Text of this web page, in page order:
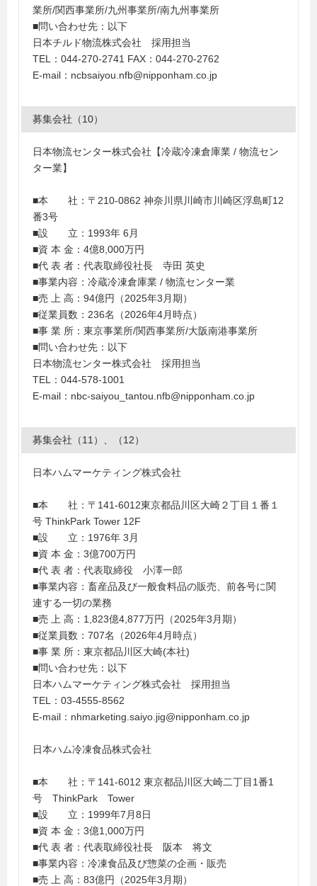
業所/関西事業所/九州事業所/南九州事業所
■問い合わせ先：以下
日本チルド物流株式会社 採用担当
TEL：044-270-2741 FAX：044-270-2762
E-mail：ncbsaiyou.nfb@nipponham.co.jp
募集会社（10）
日本物流センター株式会社【冷蔵冷凍倉庫業 / 物流セン
ター業】
■本 社：〒210-0862 神奈川県川崎市川崎区浮島町12
番3号
■設 立：1993年 6月
■資 本 金：4億8,000万円
■代 表 者：代表取締役社長 寺田 英史
■事業内容：冷蔵冷凍倉庫業 / 物流センター業
■売 上 高：94億円（2025年3月期）
■従業員数：236名（2026年4月時点）
■事 業 所：東京事業所/関西事業所/大阪南港事業所
■問い合わせ先：以下
日本物流センター株式会社 採用担当
TEL：044-578-1001
E-mail：nbc-saiyou_tantou.nfb@nipponham.co.jp
募集会社（11）、（12）
日本ハムマーケティング株式会社
■本 社：〒141-6012東京都品川区大崎２丁目１番１
号 ThinkPark Tower 12F
■設 立：1976年 3月
■資 本 金：3億700万円
■代 表 者：代表取締役 小澤一郎
■事業内容：畜産品及び一般食料品の販売、前各号に関
連する一切の業務
■売 上 高：1,823億4,877万円（2025年3月期）
■従業員数：707名（2026年4月時点）
■事 業 所：東京都品川区大崎(本社)
■問い合わせ先：以下
日本ハムマーケティング株式会社 採用担当
TEL：03-4555-8562
E-mail：nhmarketing.saiyo.jig@nipponham.co.jp
日本ハム冷凍食品株式会社
■本 社：〒141-6012 東京都品川区大崎二丁目1番1
号 ThinkPark Tower
■設 立：1999年7月8日
■資 本 金：3億1,000万円
■代 表 者：代表取締役社長 阪本 将文
■事業内容：冷凍食品及び惣菜の企画・販売
■売 上 高：83億円（2025年3月期）